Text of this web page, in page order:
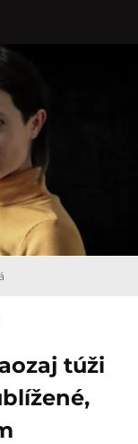
túži